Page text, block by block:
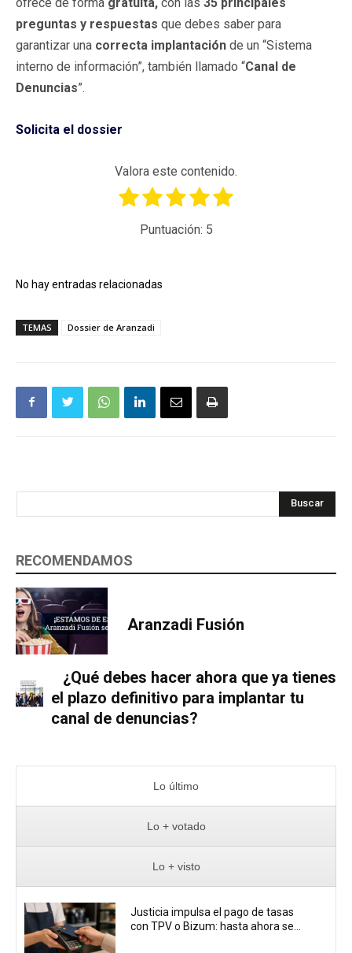
preguntas y respuestas que debes saber para
garantizar una correcta implantación de un “Sistema
interno de información”, también llamado “Canal de
Denuncias”.
Solicita el dossier
Valora este contenido.
Puntuación: 5
No hay entradas relacionadas
TEMAS Dossier de Aranzadi
Buscar
RECOMENDAMOS
Aranzadi Fusión
¿Qué debes hacer ahora que ya tienes
el plazo definitivo para implantar tu
canal de denuncias?
Lo último
Lo + votado
Lo + visto
Justicia impulsa el pago de tasas
con TPV o Bizum: hasta ahora se...